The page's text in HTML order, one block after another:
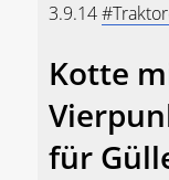
3.9.14
Kotte
für